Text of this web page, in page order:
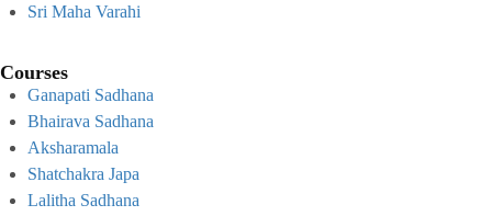
Sri Maha Varahi
Courses
Ganapati Sadhana
Bhairava Sadhana
Aksharamala
Shatchakra Japa
Lalitha Sadhana